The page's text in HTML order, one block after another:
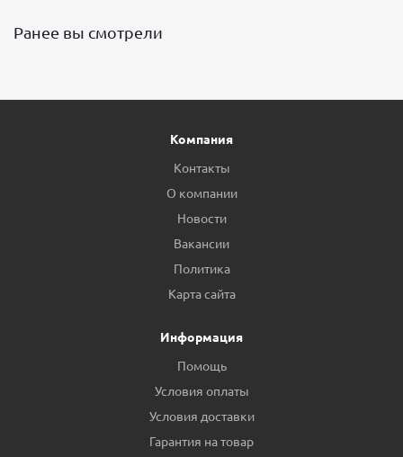
Ранее вы смотрели
Компания
Контакты
О компании
Новости
Вакансии
Политика
Карта сайта
Информация
Помощь
Условия оплаты
Условия доставки
Гарантия на товар